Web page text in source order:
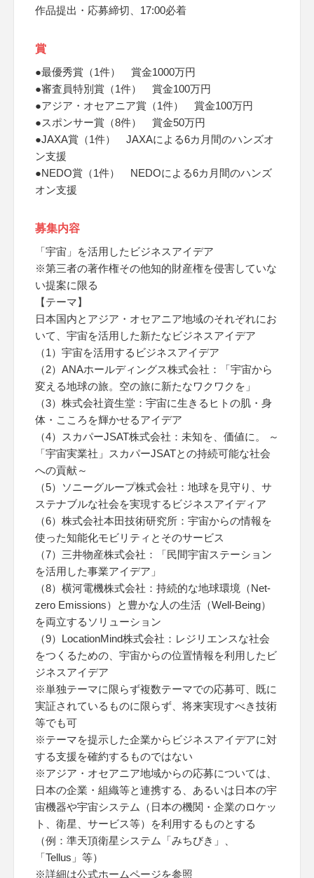
作品提出・応募締切、17:00必着
賞
●最優秀賞（1件） 賞金1000万円
●審査員特別賞（1件） 賞金100万円
●アジア・オセアニア賞（1件） 賞金100万円
●スポンサー賞（8件） 賞金50万円
●JAXA賞（1件） JAXAによる6カ月間のハンズオ
ン支援
●NEDO賞（1件） NEDOによる6カ月間のハンズ
オン支援
募集内容
「宇宙」を活用したビジネスアイデア
※第三者の著作権その他知的財産権を侵害していな
い提案に限る
【テーマ】
日本国内とアジア・オセアニア地域のそれぞれにお
いて、宇宙を活用した新たなビジネスアイデア
（1）宇宙を活用するビジネスアイデア
（2）ANAホールディングス株式会社：「宇宙から
変える地球の旅。空の旅に新たなワクワクを」
（3）株式会社資生堂：宇宙に生きるヒトの肌・身
体・こころを輝かせるアイデア
（4）スカパーJSAT株式会社：未知を、価値に。 ～
「宇宙実業社」スカパーJSATとの持続可能な社会
への貢献～
（5）ソニーグループ株式会社：地球を見守り、サ
ステナブルな社会を実現するビジネスアイディア
（6）株式会社本田技術研究所：宇宙からの情報を
使った知能化モビリティとそのサービス
（7）三井物産株式会社：「民間宇宙ステーション
を活用した事業アイデア」
（8）横河電機株式会社：持続的な地球環境（Net-
zero Emissions）と豊かな人の生活（Well-Being）
を両立するソリューション
（9）LocationMind株式会社：レジリエンスな社会
をつくるための、宇宙からの位置情報を利用したビ
ジネスアイデア
※単独テーマに限らず複数テーマでの応募可、既に
実証されているものに限らず、将来実現すべき技術
等でも可
※テーマを提示した企業からビジネスアイデアに対
する支援を確約するものではない
※アジア・オセアニア地域からの応募については、
日本の企業・組織等と連携する、あるいは日本の宇
宙機器や宇宙システム（日本の機関・企業のロケッ
ト、衛星、サービス等）を利用するものとする
（例：準天頂衛星システム「みちびき」、
「Tellus」等）
※詳細は公式ホームページを参照